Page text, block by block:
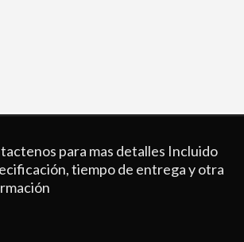
para mas detalles Incluido
tiempo de entrega y otra